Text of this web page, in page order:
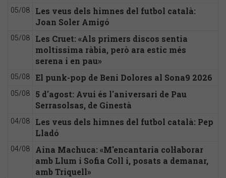
05/08
Les veus dels himnes del futbol català:
Joan Soler Amigó
05/08
Les Cruet: «Als primers discos sentia
moltíssima ràbia, però ara estic més
serena i en pau»
05/08 El punk-pop de Beni Dolores al Sona9 2026
05/08
5 d'agost: Avui és l'aniversari de Pau
Serrasolsas, de Ginestà
04/08
Les veus dels himnes del futbol català: Pep
Lladó
04/08
Aina Machuca: «M'encantaria col·laborar
amb Llum i Sofia Coll i, posats a demanar,
amb Triquell»